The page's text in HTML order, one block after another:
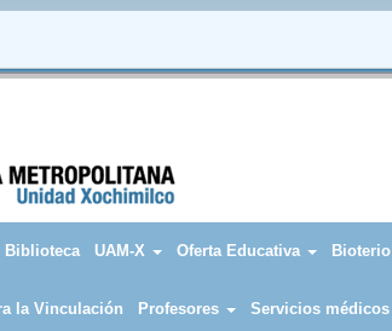
Biblioteca UAM-X Oferta Educativa Bioterio
la Vinculación Profesores Servicios médicos